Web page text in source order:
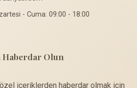
- Cuma: 09:00 - 18:00
Olun
içeriklerden haberdar olmak için